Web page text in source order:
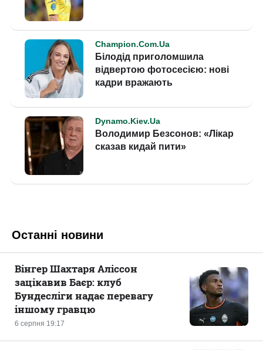
Останні новини
6 серпня 19:17
Вінгер Шахтаря Аліссон
зацікавив Баєр: клуб
Бундесліги надає перевагу
іншому гравцю